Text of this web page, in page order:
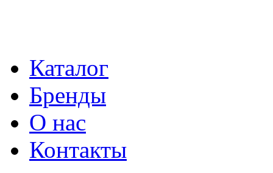
Каталог
Бренды
О нас
Контакты